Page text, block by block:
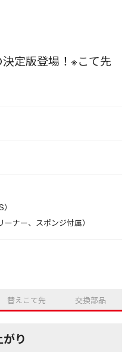
定版登場！※こて先
ーナー、スポンジ付属）
替えこて先 交換部品
り